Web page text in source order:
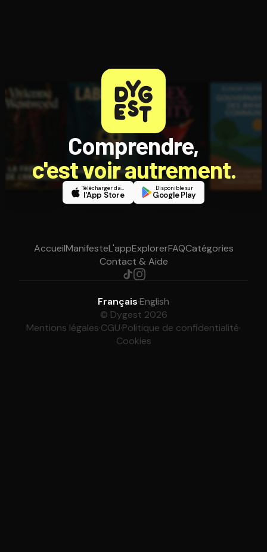
Comprendre,
c'est voir autrement.
Télécharger dans
l'App Store
Disponible sur
Google Play
AccueilManifesteL'appExplorerFAQCatégories
Contact & Aide
Français·English
© Dygest 2026
Mentions légales·CGU·Politique de confidentialité·
Cookies